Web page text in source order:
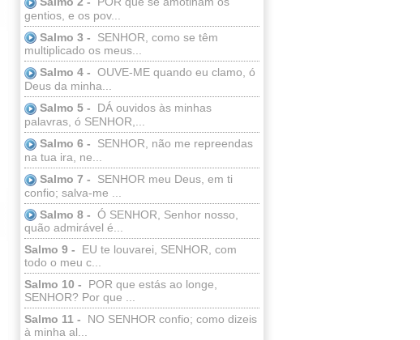
gentios, e os pov...
Salmo 3 -
SENHOR, como se têm
multiplicado os meus...
Salmo 4 - OUVE-ME quando eu clamo, ó
Deus da minha...
Salmo 5 -
DÁ ouvidos às minhas
palavras, ó SENHOR,...
Salmo 6 -
SENHOR, não me repreendas
na tua ira, ne...
Salmo 7 -
SENHOR meu Deus, em ti
confio; salva-me ...
Salmo 8 - Ó SENHOR, Senhor nosso,
quão admirável é...
Salmo 9 -
EU te louvarei, SENHOR, com
todo o meu c...
Salmo 10 -
POR que estás ao longe,
SENHOR? Por que ...
Salmo 11 -
NO SENHOR confio; como dizeis
à minha al...